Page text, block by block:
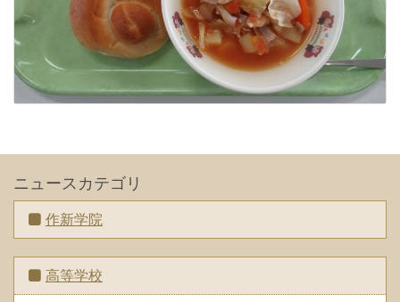
ニュースカテゴリ
作新学院
高等学校